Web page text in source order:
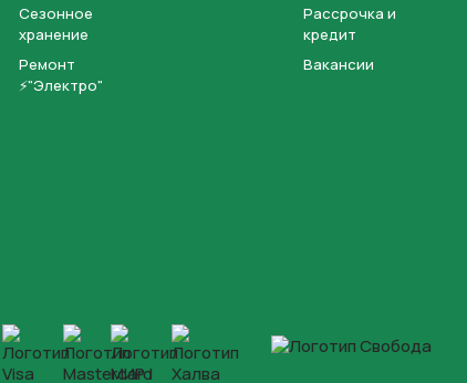
Сезонное
хранение
Ремонт
⚡"Электро"
Рассрочка и
кредит
Вакансии